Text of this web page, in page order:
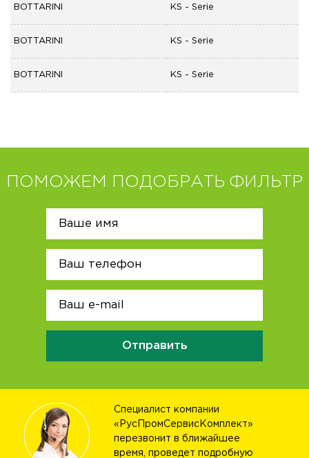
BOTTARINI KS - Serie
BOTTARINI KS - Serie
BOTTARINI KS - Serie
ПОМОЖЕМ ПОДОБРАТЬ ФИЛЬТР
Отправить
Специалист компании
«РусПромСервисКомплект»
перезвонит в ближайшее
время, проведет подробную